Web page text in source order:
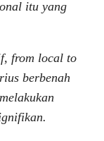
itu yang
from local to
berbenah